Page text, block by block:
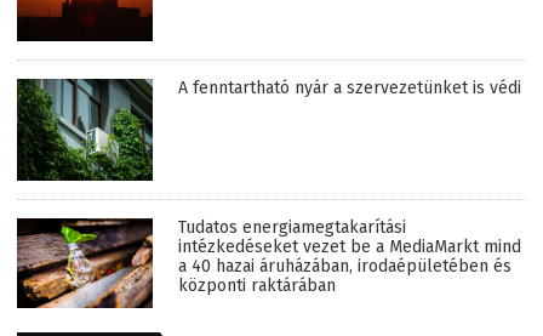
A fenntartható nyár a szervezetünket is védi
Tudatos energiamegtakarítási
intézkedéseket vezet be a MediaMarkt mind
a 40 hazai áruházában, irodaépületében és
központi raktárában